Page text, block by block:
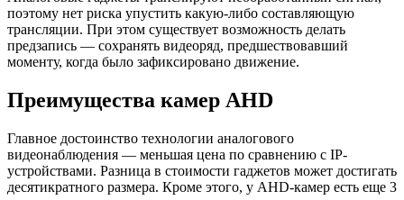
поэтому нет риска упустить какую-либо составляющую
трансляции. При этом существует возможность делать
предзапись — сохранять видеоряд, предшествовавший
моменту, когда было зафиксировано движение.
Преимущества камер AHD
Главное достоинство технологии аналогового
видеонаблюдения — меньшая цена по сравнению с IP-
устройствами. Разница в стоимости гаджетов может достигать
десятикратного размера. Кроме этого, у AHD-камер есть еще 3